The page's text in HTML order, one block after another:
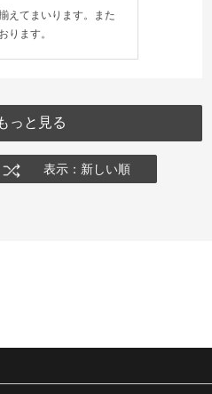
えてまいります。また
ります。
っと見る
表示：新しい順